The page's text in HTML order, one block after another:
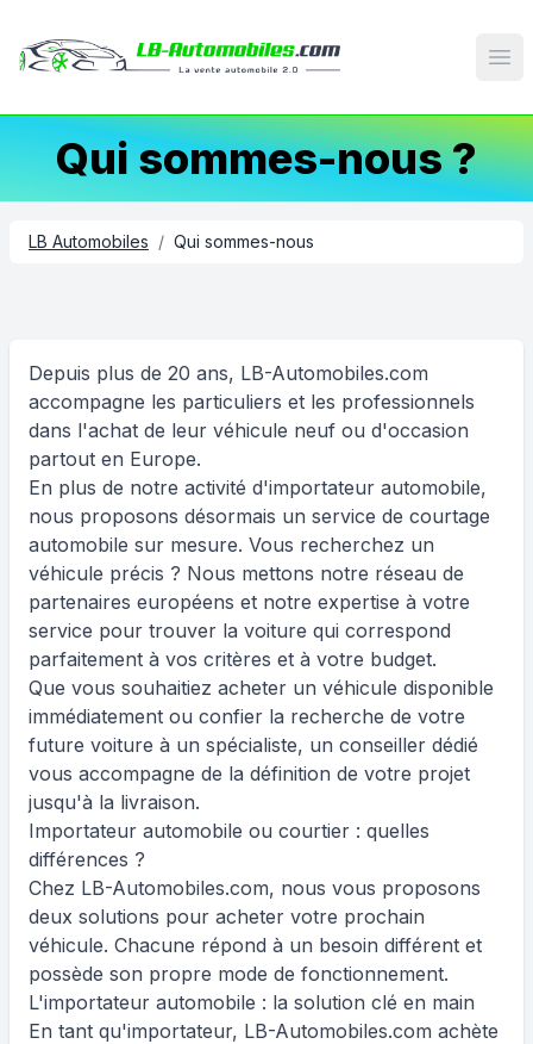
Qui sommes-nous ?
LB Automobiles / Qui sommes-nous
Depuis plus de 20 ans, LB-Automobiles.com
accompagne les particuliers et les professionnels
dans l'achat de leur véhicule neuf ou d'occasion
partout en Europe.
En plus de notre activité d'importateur automobile,
nous proposons désormais un service de courtage
automobile sur mesure. Vous recherchez un
véhicule précis ? Nous mettons notre réseau de
partenaires européens et notre expertise à votre
service pour trouver la voiture qui correspond
parfaitement à vos critères et à votre budget.
Que vous souhaitiez acheter un véhicule disponible
immédiatement ou confier la recherche de votre
future voiture à un spécialiste, un conseiller dédié
vous accompagne de la définition de votre projet
jusqu'à la livraison.
Importateur automobile ou courtier : quelles
différences ?
Chez LB-Automobiles.com, nous vous proposons
deux solutions pour acheter votre prochain
véhicule. Chacune répond à un besoin différent et
possède son propre mode de fonctionnement.
L'importateur automobile : la solution clé en main
En tant qu'importateur, LB-Automobiles.com achète